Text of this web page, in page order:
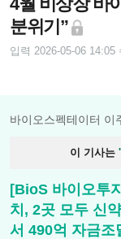
분위기”
입력 2026-05-06 14:05
바이오스펙테이터 이
이 기사는
[BioS 바이오투
치, 2곳 모두 신
서 490억 자금조